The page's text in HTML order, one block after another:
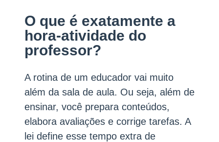
O que é exatamente a
hora-atividade do
professor?
A rotina de um educador vai muito
além da sala de aula. Ou seja, além de
ensinar, você prepara conteúdos,
elabora avaliações e corrige tarefas. A
lei define esse tempo extra de